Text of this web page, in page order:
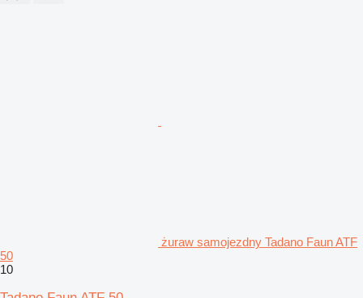
żuraw samojezdny Tadano Faun ATF
50
10